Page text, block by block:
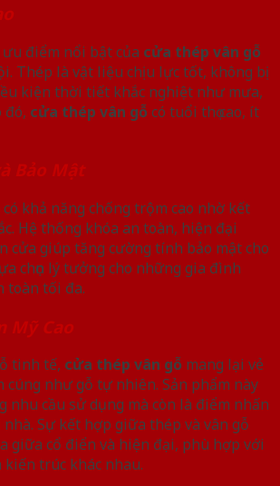
điểm nổi bật của cửa thép vân gỗ
Thép là vật liệu chịu lực tốt, không bị
kiện thời tiết khắc nghiệt như mưa,
đó, cửa thép vân gỗ có tuổi thọ cao, ít
Bảo Mật
có khả năng chống trộm cao nhờ kết
Hệ thống khóa an toàn, hiện đại
cửa giúp tăng cường tính bảo mật cho
chọn lý tưởng cho những gia đình
toàn tối đa.
Mỹ Cao
tinh tế, cửa thép vân gỗ mang lại vẻ
cúng như gỗ tự nhiên. Sản phẩm này
nhu cầu sử dụng mà còn là điểm nhấn
Sự kết hợp giữa thép và vân gỗ
giữa cổ điển và hiện đại, phù hợp với
kiến trúc khác nhau.